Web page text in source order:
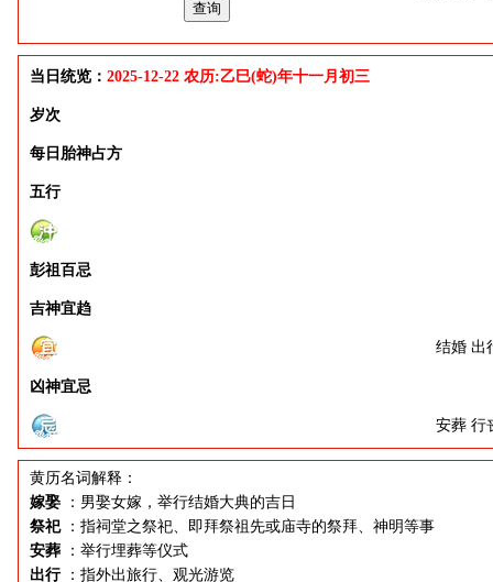
当日统览： 2025-12-22 农历:乙巳(蛇)年十一月初三
岁次
每日胎神占方
五行
彭祖百忌
吉神宜趋
结婚 出
凶神宜忌
安葬 行
黄历名词解释：
嫁娶
：男娶女嫁，举行结婚大典的吉日
祭祀 ：指祠堂之祭祀、即拜祭祖先或庙寺的祭拜、神明等事
安葬
：举行埋葬等仪式
出行 ：指外出旅行、观光游览